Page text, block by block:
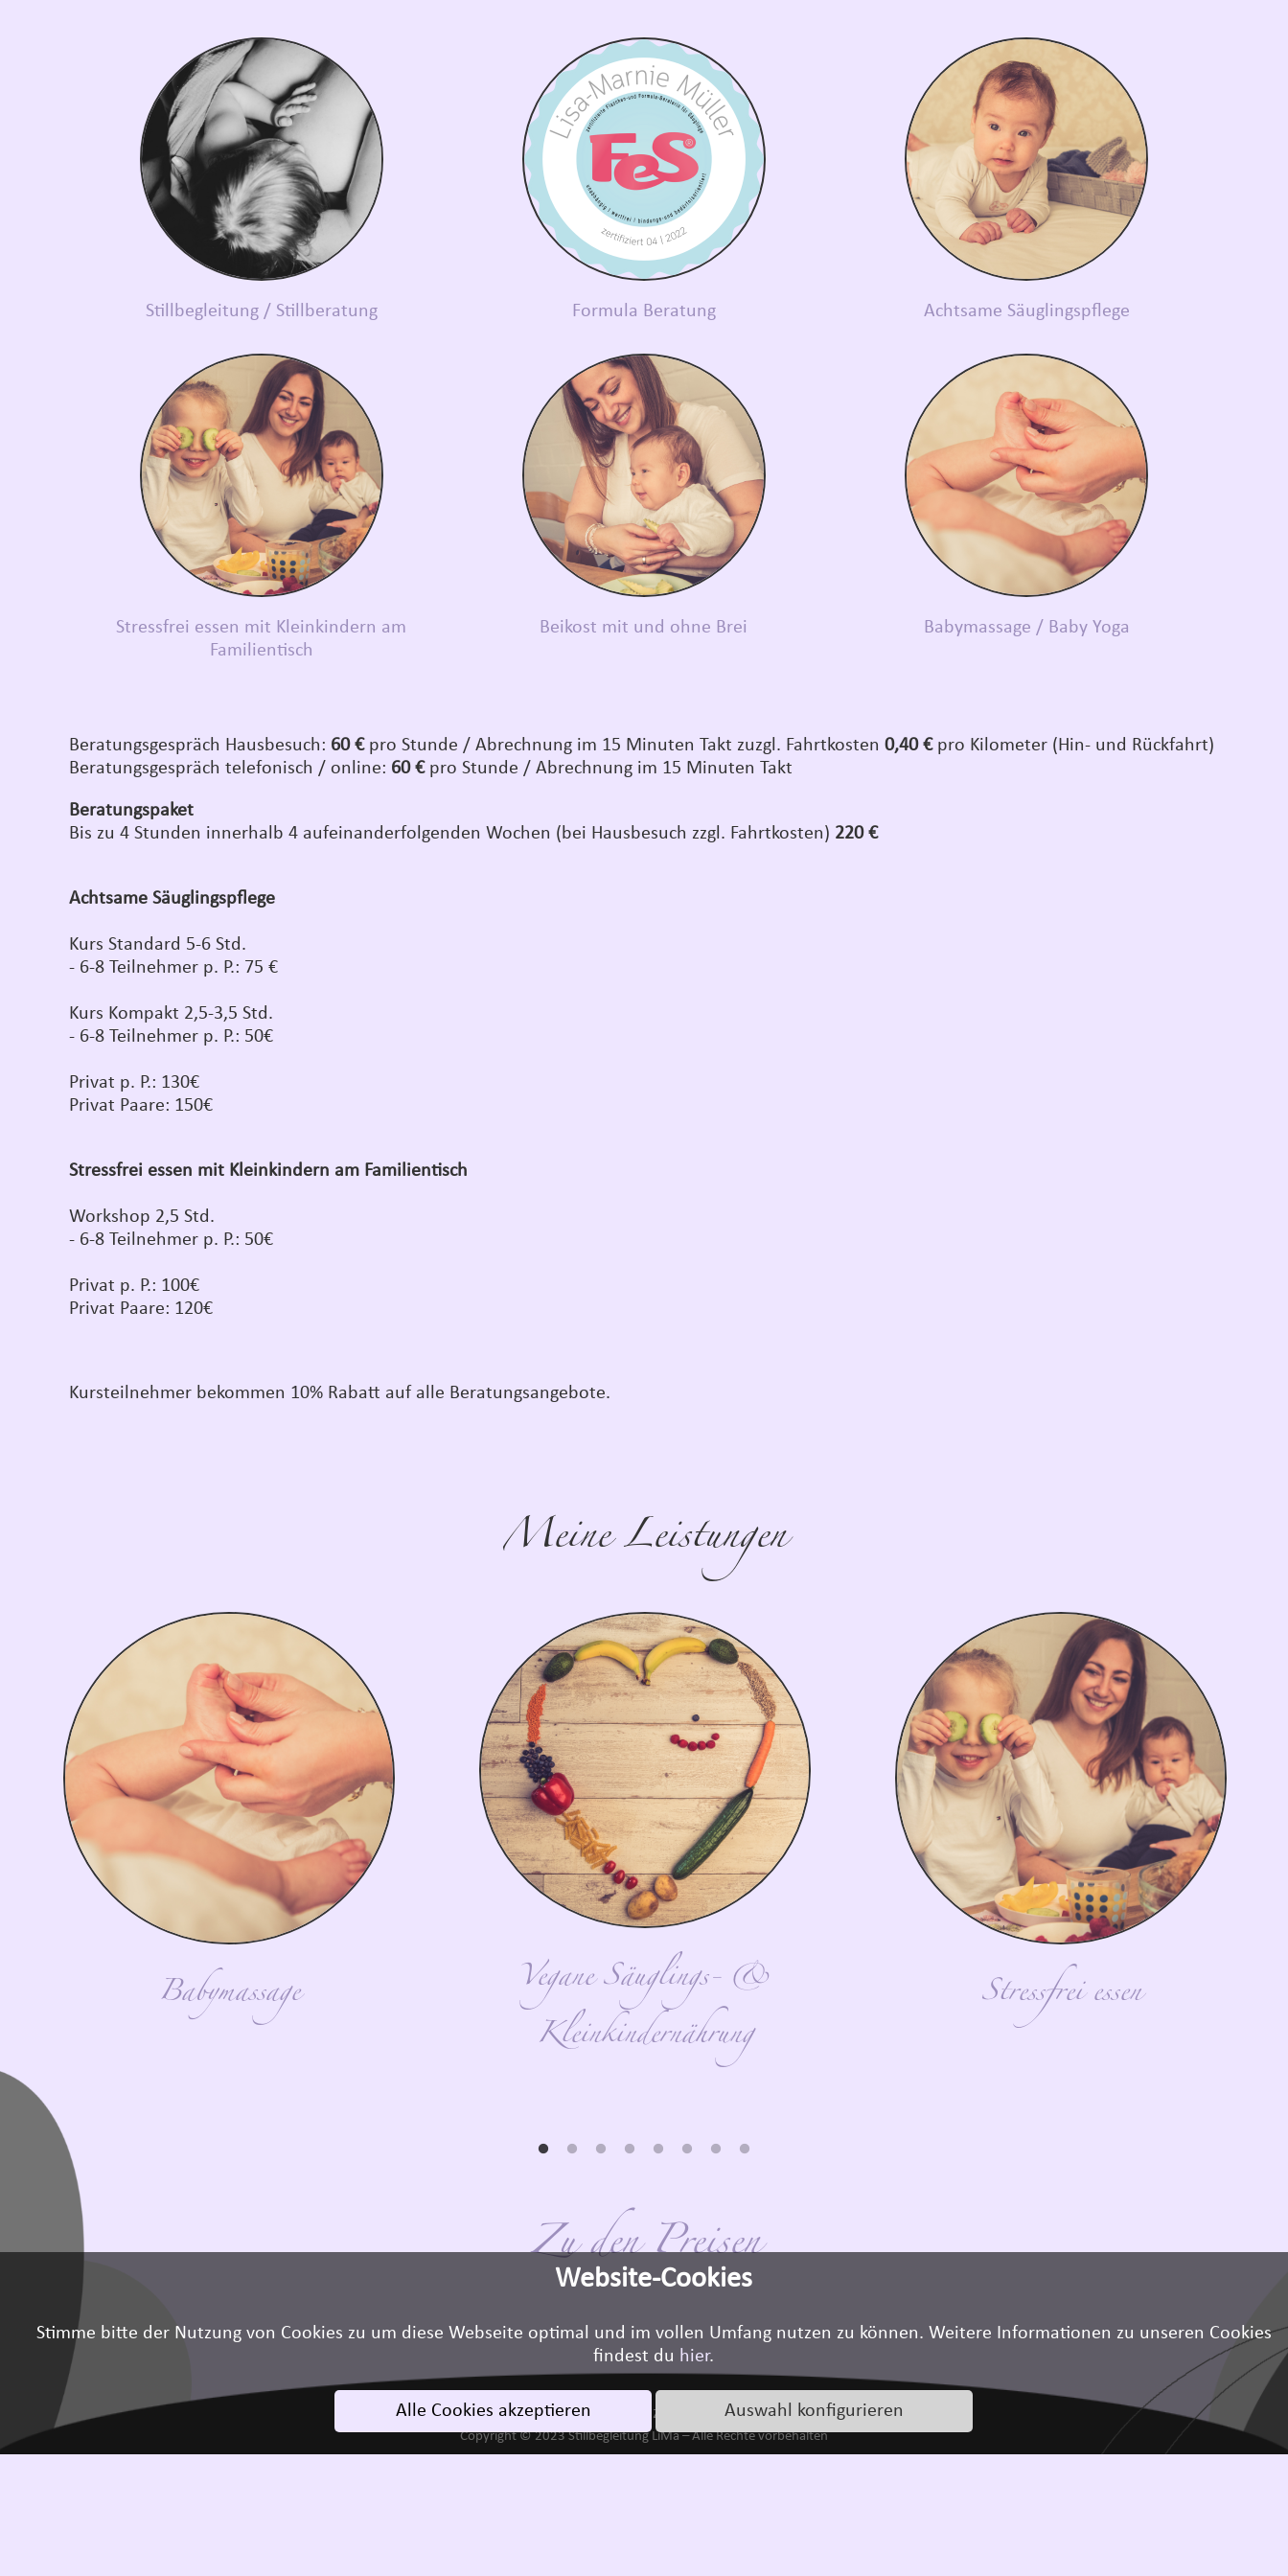
Website-Cookies
Stimme bitte der Nutzung von Cookies zu um diese Webseite optimal und im vollen Umfang nutzen zu können. Weitere Informationen zu unseren Cookies
findest du hier.
Alle Cookies akzeptieren Auswahl konfigurieren
Stillbegleitung / Stillberatung Formula Beratung Achtsame Säuglingspflege
Stressfrei essen mit Kleinkindern am
Familientisch
Beikost mit und ohne Brei Babymassage / Baby Yoga
Beratungsgespräch Hausbesuch: 60 €pro Stunde / Abrechnung im 15 Minuten Takt zuzgl. Fahrtkosten 0,40 €pro Kilometer (Hin- und Rückfahrt)
Beratungsgespräch telefonisch / online: 60 €pro Stunde / Abrechnung im 15 Minuten Takt
Beratungspaket
Bis zu 4 Stunden innerhalb 4 aufeinanderfolgenden Wochen (bei Hausbesuch zzgl. Fahrtkosten) 220 €
Achtsame Säuglingspflege
Kurs Standard 5-6 Std.
- 6-8 Teilnehmer p. P.: 75 €
Kurs Kompakt 2,5-3,5 Std.
- 6-8 Teilnehmer p. P.: 50€
Privat p. P.: 130€
Privat Paare: 150€
Stressfrei essen mit Kleinkindern am Familientisch
Workshop 2,5 Std.
- 6-8 Teilnehmer p. P.: 50€
Privat p. P.: 100€
Privat Paare: 120€
Kursteilnehmer bekommen 10% Rabatt auf alle Beratungsangebote.
Meine Leistungen
Babymassage
Vegane Säuglings- &
Kleinkindernährung
Stressfrei essen
Zu den Preisen
Impressum Datenschutz Kontakt AGB
Copyright © 2023 Stillbegleitung LiMa – Alle Rechte vorbehalten